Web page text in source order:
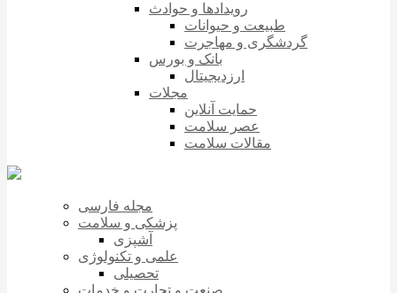
رویدادها و حوادث
طبیعت و حیوانات
گردشگری و مهاجرت
بانک و بورس
ارزدیجیتال
مجلات
حمایت آنلاین
عصر سلامت
مقالات سلامت
مجله فارسی
پزشکی و سلامت
آشپزی
علمی و تکنولوژی
تحصیلی
صنعت و تجارت و خدمات